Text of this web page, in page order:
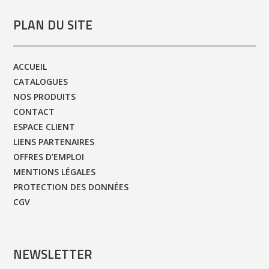
PLAN DU SITE
ACCUEIL
CATALOGUES
NOS PRODUITS
CONTACT
ESPACE CLIENT
LIENS PARTENAIRES
OFFRES D’EMPLOI
MENTIONS LÉGALES
PROTECTION DES DONNÉES
CGV
NEWSLETTER